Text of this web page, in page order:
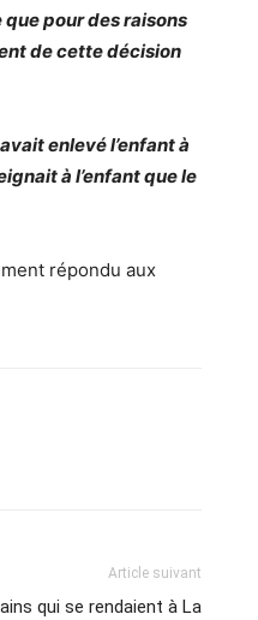
que pour des raisons
de cette décision
enlevé l’enfant à
à l’enfant que le
répondu aux
Article suivant
qui se rendaient à La